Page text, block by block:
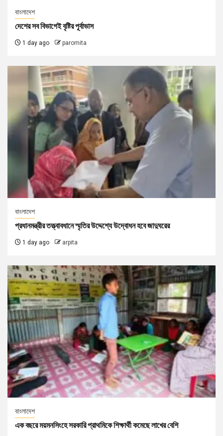
বাংলাদেশ
দেশের সব বিভাগেই বৃষ্টির পূর্বাভাস
1 day ago paromita
বাংলাদেশ
প্রধানমন্ত্রীর তত্ত্বাবধানে স্মৃতির উদ্দেশ্যে উদ্বোধন হবে জাদুঘরের
1 day ago arpita
বাংলাদেশ
এক বছরে ময়মনসিংহে সরকারি প্রাথমিকে শিক্ষার্থী কমেছে লাখের বেশি